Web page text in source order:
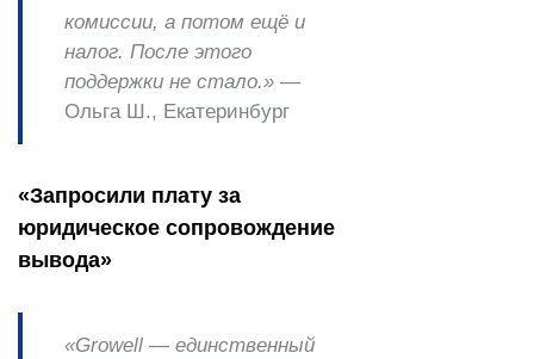
комиссии, а потом ещё и
налог. После этого
поддержки не стало.» —
Ольга Ш., Екатеринбург
«Запросили плату за
юридическое сопровождение
вывода»
«Growell — единственный